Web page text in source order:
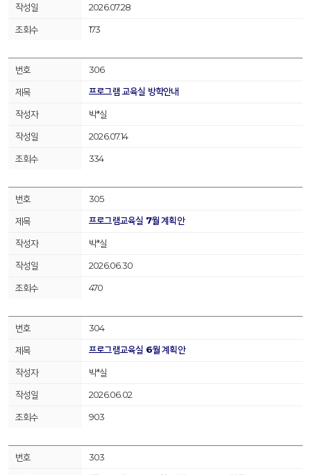
2026.07.28
173
306
프로그램 교육실 방학안내
박*실
2026.07.14
334
305
프로그램교육실 7월 계획안
박*실
2026.06.30
470
304
프로그램교육실 6월 계획안
박*실
2026.06.02
903
303